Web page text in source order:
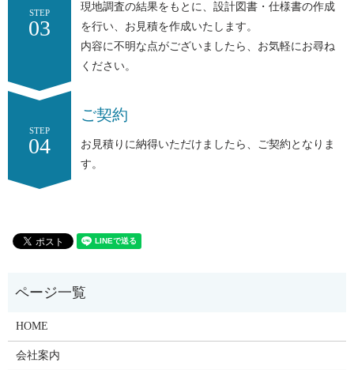
STEP
03
現地調査の結果をもとに、設計図書・仕様書の作成
を行い、お見積を作成いたします。
内容に不明な点がございましたら、お気軽にお尋ね
ください。
STEP
04
ご契約
お見積りに納得いただけましたら、ご契約となりま
す。
HOME
会社案内